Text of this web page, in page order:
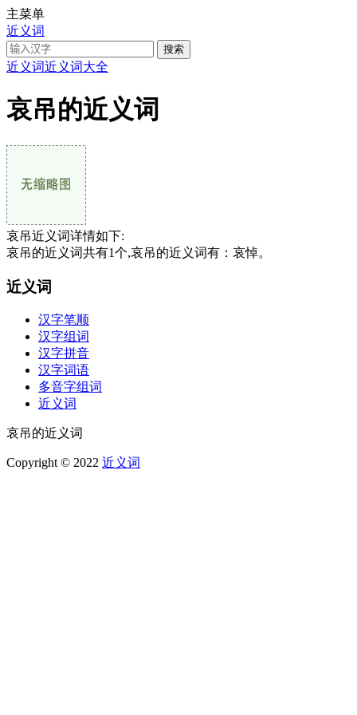
主菜单
近义词
近义词近义词大全
哀吊的近义词
哀吊近义词详情如下:
哀吊的近义词共有1个,哀吊的近义词有：哀悼。
近义词
汉字笔顺
汉字组词
汉字拼音
汉字词语
多音字组词
近义词
哀吊的近义词
Copyright © 2022 近义词